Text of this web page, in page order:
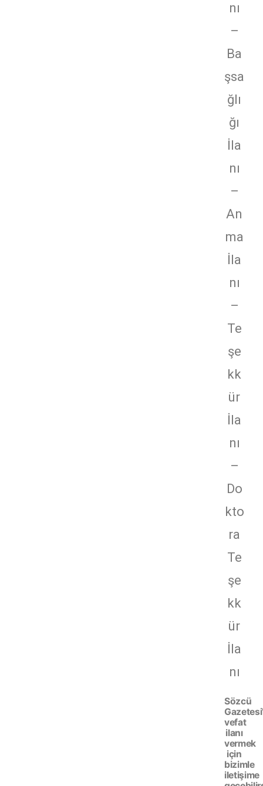
nı
–
Ba
şsa
ğlı
ğı
İla
nı
–
An
ma
İla
nı
–
Te
şe
kk
ür
İla
nı
–
Do
kto
ra
Te
şe
kk
ür
İla
nı
Sözcü
vefat
ilanı
vermek
için
bizimle
iletişime